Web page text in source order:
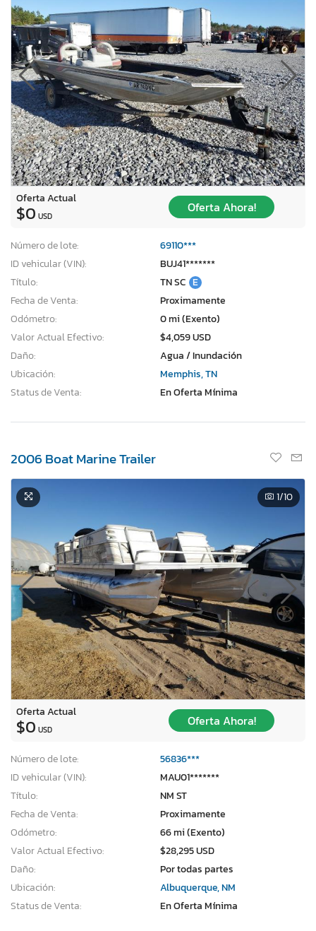
Oferta Actual
$0 USD
Oferta Ahora!
Número de lote:
69110***
ID vehicular (VIN):
BUJ41*******
Título:
TN SC E
Fecha de Venta:
Proximamente
Odómetro:
0 mi (Exento)
Valor Actual Efectivo:
$4,059 USD
Daño:
Agua / Inundación
Ubicación:
Memphis, TN
Status de Venta:
En Oferta Mínima
2006 Boat Marine Trailer
1/10
Oferta Actual
$0 USD
Oferta Ahora!
Número de lote:
56836***
ID vehicular (VIN):
MAU01*******
Título:
NM ST
Fecha de Venta:
Proximamente
Odómetro:
66 mi (Exento)
Valor Actual Efectivo:
$28,295 USD
Daño:
Por todas partes
Ubicación:
Albuquerque, NM
Status de Venta:
En Oferta Mínima